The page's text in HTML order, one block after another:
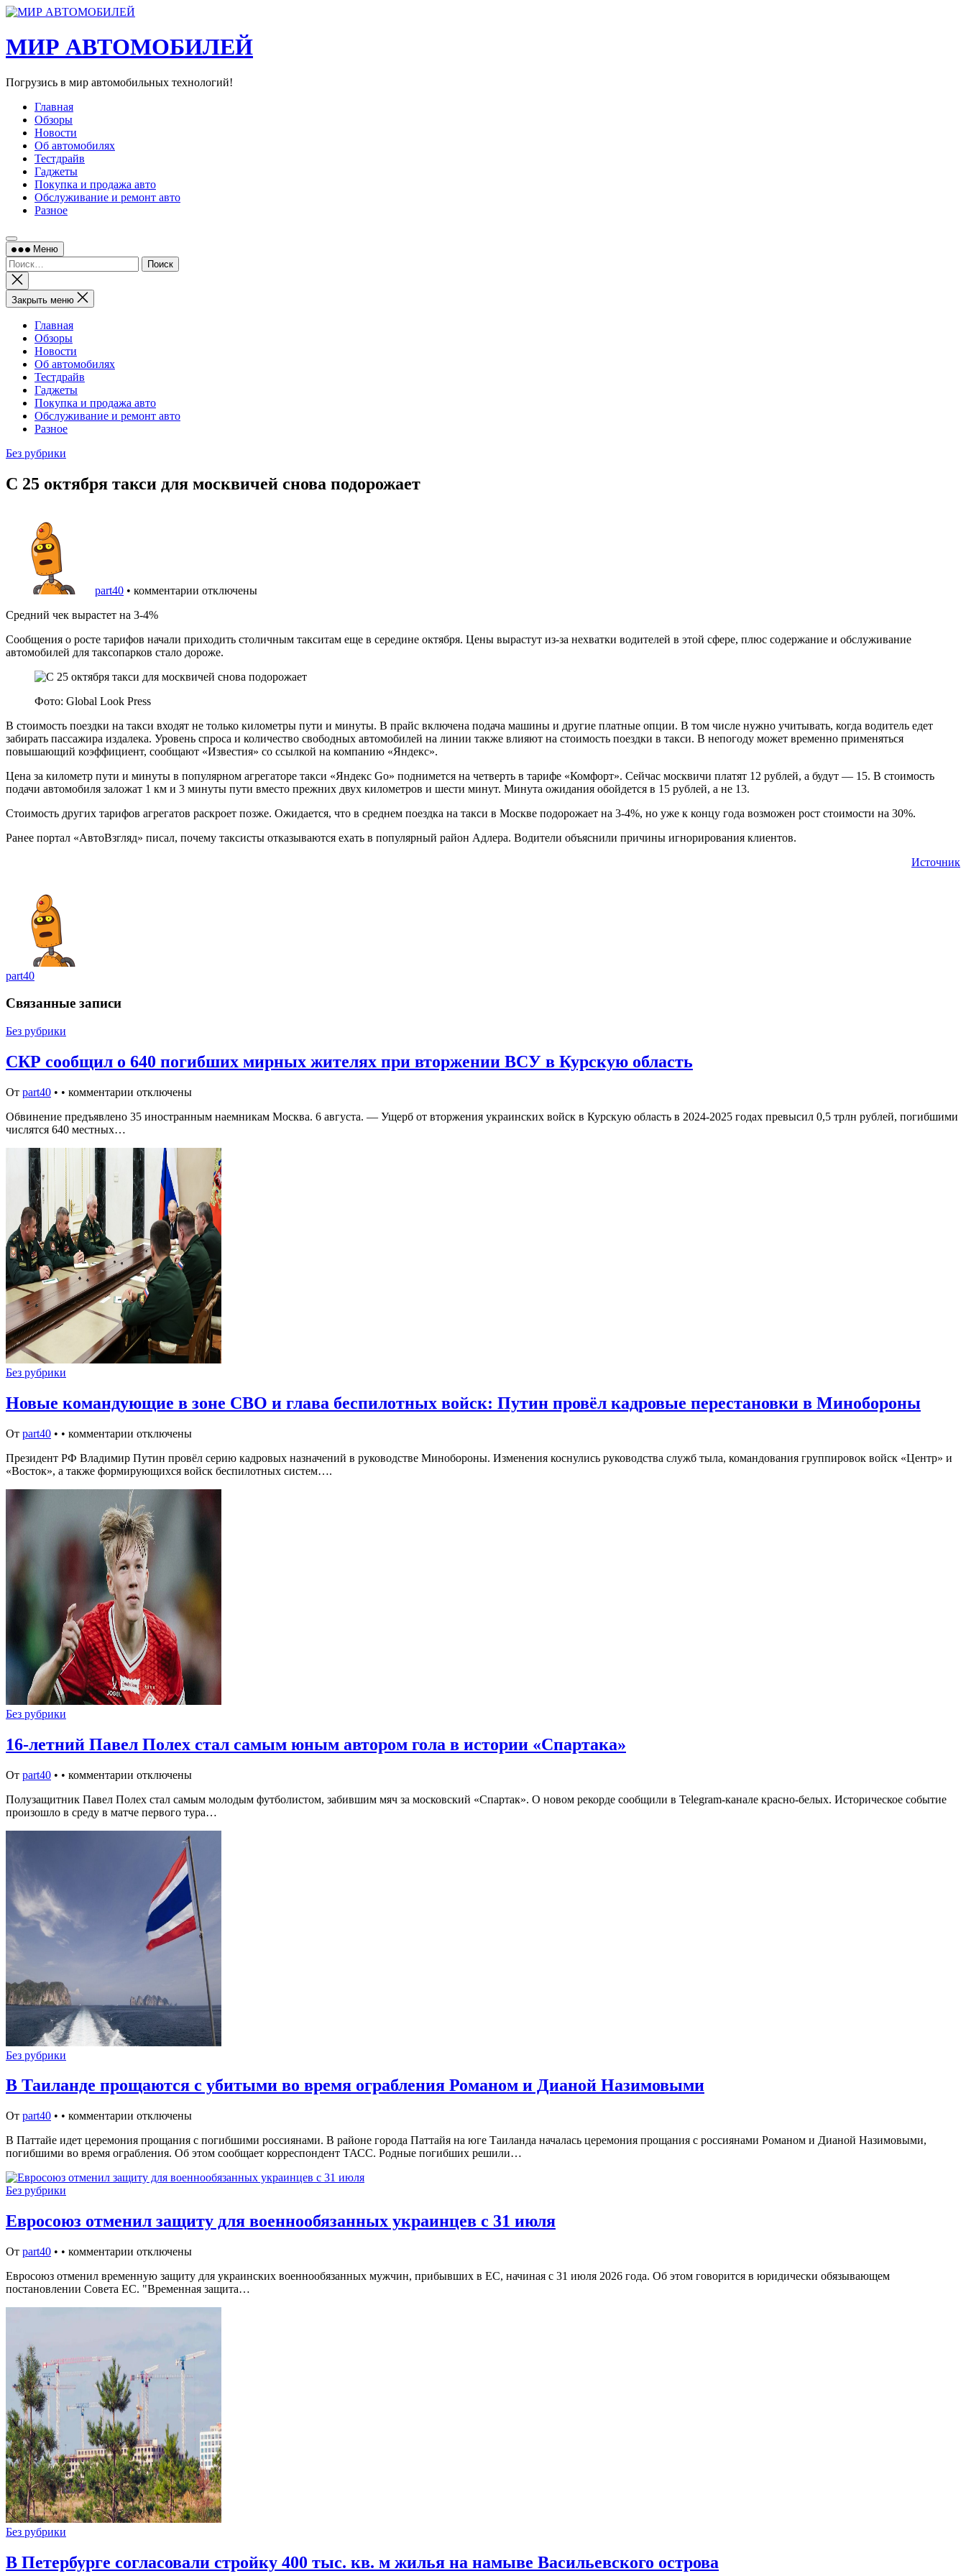
Перейти
содержимому
МИР АВТОМОБИЛЕЙ
Погрузись в мир автомобильных технологий!
Главная
Обзоры
Новости
Об автомобилях
Тестдрайв
Гаджеты
Покупка и продажа авто
Обслуживание и ремонт авто
Разное
Меню
Найти:
Закрыть
поиск
Закрыть меню
Главная
Обзоры
Новости
Об автомобилях
Тестдрайв
Гаджеты
Покупка и продажа авто
Обслуживание и ремонт авто
Разное
Без рубрики
С 25 октября такси для москвичей снова подорожает
part40 • комментарии отключены
Средний чек вырастет на 3-4%
Сообщения о росте тарифов начали приходить столичным такситам еще в середине октября. Цены вырастут из-за нехватки водителей в этой сфере, плюс содержание и обслуживание
автомобилей для таксопарков стало дороже.
Фото: Global Look Press
В стоимость поездки на такси входят не только километры пути и минуты. В прайс включена подача машины и другие платные опции. В том числе нужно учитывать, когда водитель едет
забирать пассажира издалека. Уровень спроса и количество свободных автомобилей на линии также влияют на стоимость поездки в такси. В непогоду может временно применяться
повышающий коэффициент, сообщают «Известия» со ссылкой на компанию «Яндекс».
Цена за километр пути и минуты в популярном агрегаторе такси «Яндекс Go» поднимется на четверть в тарифе «Комфорт». Сейчас москвичи платят 12 рублей, а будут — 15. В стоимость
подачи автомобиля заложат 1 км и 3 минуты пути вместо прежних двух километров и шести минут. Минута ожидания обойдется в 15 рублей, а не 13.
Стоимость других тарифов агрегатов раскроет позже. Ожидается, что в среднем поездка на такси в Москве подорожает на 3-4%, но уже к концу года возможен рост стоимости на 30%.
Ранее портал «АвтоВзгляд» писал, почему таксисты отказываются ехать в популярный район Адлера. Водители объяснили причины игнорирования клиентов.
Источник
part40
Связанные записи
Без рубрики
СКР сообщил о 640 погибших мирных жителях при вторжении ВСУ в Курскую область
От part40 • • комментарии отключены
Обвинение предъявлено 35 иностранным наемникам Москва. 6 августа. — Ущерб от вторжения украинских войск в Курскую область в 2024-2025 годах превысил 0,5 трлн рублей, погибшими
числятся 640 местных…
Без рубрики
Новые командующие в зоне СВО и глава беспилотных войск: Путин провёл кадровые перестановки в Минобороны
От part40 • • комментарии отключены
Президент РФ Владимир Путин провёл серию кадровых назначений в руководстве Минобороны. Изменения коснулись руководства служб тыла, командования группировок войск «Центр» и
«Восток», а также формирующихся войск беспилотных систем….
Без рубрики
16-летний Павел Полех стал самым юным автором гола в истории «Спартака»
От part40 • • комментарии отключены
Полузащитник Павел Полех стал самым молодым футболистом, забившим мяч за московский «Спартак». О новом рекорде сообщили в Telegram-канале красно-белых. Историческое событие
произошло в среду в матче первого тура…
Без рубрики
В Таиланде прощаются с убитыми во время ограбления Романом и Дианой Назимовыми
От part40 • • комментарии отключены
В Паттайе идет церемония прощания с погибшими россиянами. В районе города Паттайя на юге Таиланда началась церемония прощания с россиянами Романом и Дианой Назимовыми,
погибшими во время ограбления. Об этом сообщает корреспондент ТАСС. Родные погибших решили…
Без рубрики
Евросоюз отменил защиту для военнообязанных украинцев с 31 июля
От part40 • • комментарии отключены
Евросоюз отменил временную защиту для украинских военнообязанных мужчин, прибывших в ЕС, начиная с 31 июля 2026 года. Об этом говорится в юридически обязывающем
постановлении Совета ЕС. "Временная защита…
Без рубрики
В Петербурге согласовали стройку 400 тыс. кв. м жилья на намыве Васильевского острова